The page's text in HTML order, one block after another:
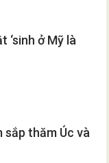
‘sinh ở Mỹ là
thăm Úc và